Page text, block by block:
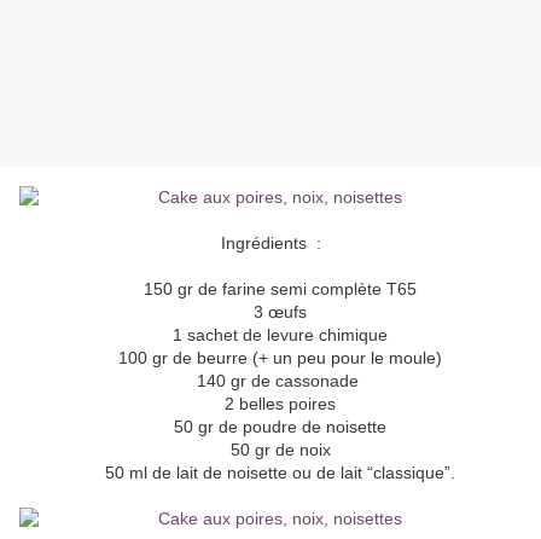
Ingrédients :
150 gr de farine semi complète T65
3 œufs
1 sachet de levure chimique
100 gr de beurre (+ un peu pour le moule)
140 gr de cassonade
2 belles poires
50 gr de poudre de noisette
50 gr de noix
50 ml de lait de noisette ou de lait “classique”.